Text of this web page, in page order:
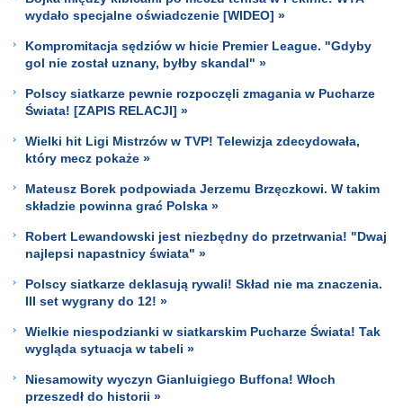
wydało specjalne oświadczenie [WIDEO] »
Kompromitacja sędziów w hicie Premier League. "Gdyby
gol nie został uznany, byłby skandal" »
Polscy siatkarze pewnie rozpoczęli zmagania w Pucharze
Świata! [ZAPIS RELACJI] »
Wielki hit Ligi Mistrzów w TVP! Telewizja zdecydowała,
który mecz pokaże »
Mateusz Borek podpowiada Jerzemu Brzęczkowi. W takim
składzie powinna grać Polska »
Robert Lewandowski jest niezbędny do przetrwania! "Dwaj
najlepsi napastnicy świata" »
Polscy siatkarze deklasują rywali! Skład nie ma znaczenia.
III set wygrany do 12! »
Wielkie niespodzianki w siatkarskim Pucharze Świata! Tak
wygląda sytuacja w tabeli »
Niesamowity wyczyn Gianluigiego Buffona! Włoch
przeszedł do historii »